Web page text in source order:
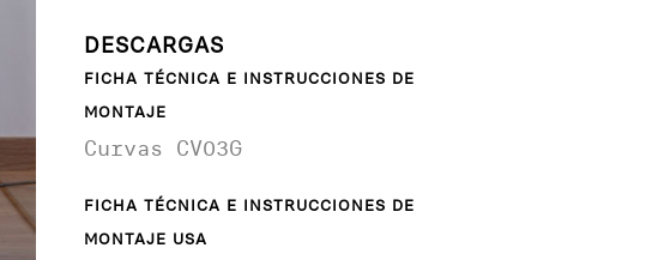
DESCARGAS
FICHA TÉCNICA E INSTRUCCIONES DE
MONTAJE
Curvas CV03G
FICHA TÉCNICA E INSTRUCCIONES DE
MONTAJE USA